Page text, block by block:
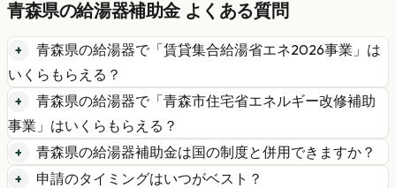
青森県の給湯器補助金 よくある質問
青森県の給湯器で「賃貸集合給湯省エネ2026事業 」は
いくらもらえる？
青森県の給湯器で「青森市住宅省エネルギー改修補助
事業 」はいくらもらえる？
青森県の給湯器補助金は国の制度と併用できますか？
申請のタイミングはいつがベスト？